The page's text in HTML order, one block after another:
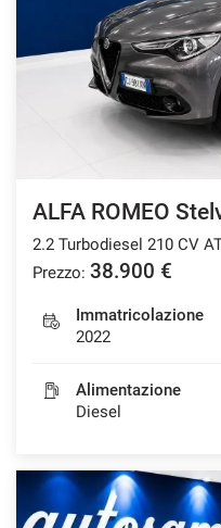
ALFA ROMEO
2.2 Turbodiesel 210 CV
Prezzo: 38.900 €
Immatricolazione
2022
Alimentazione
Diesel
Cookie per il
Cookie analitici
Cookie di marketing
la
cookie
policy
Salva